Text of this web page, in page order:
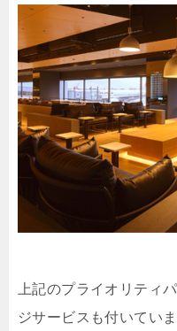
上記のプライオリティ
ジサービスも付いてい